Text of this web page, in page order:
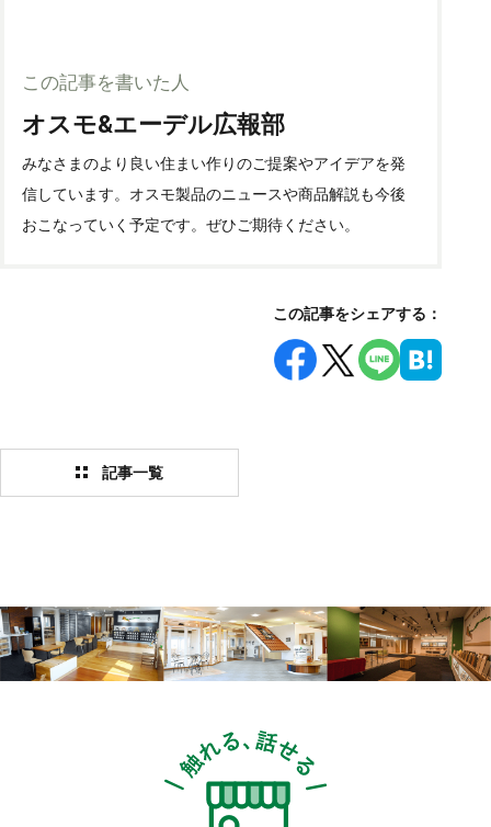
この記事を書いた人
オスモ&エーデル広報部
みなさまのより良い住まい作りのご提案やアイデアを発
信しています。オスモ製品のニュースや商品解説も今後
おこなっていく予定です。ぜひご期待ください。
この記事をシェアする：
記事一覧